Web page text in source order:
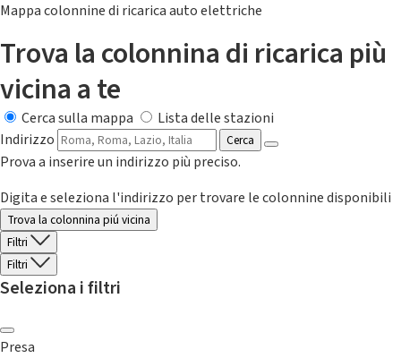
Mappa colonnine di ricarica auto elettriche
Trova la colonnina di ricarica più
vicina a te
Cerca sulla mappa
Lista delle stazioni
Indirizzo
Cerca
Prova a inserire un indirizzo più preciso.
Digita e seleziona l'indirizzo per trovare le colonnine disponibili
Trova la colonnina piú vicina
Filtri
Filtri
Seleziona i filtri
Presa